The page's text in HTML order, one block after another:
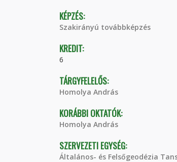
KÉPZÉS:
Szakirányú továbbképzés
KREDIT:
6
TÁRGYFELELŐS:
Homolya András
KORÁBBI OKTATÓK:
Homolya András
SZERVEZETI EGYSÉG:
Általános- és Felsőgeodézia